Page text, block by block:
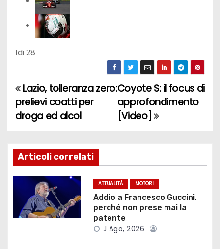
1di 28
N
a
i
g
a
z
Coyote S: il focus di
approfondimento
[Video]
Lazio, tolleranza zero:
prelievi coatti per
droga ed alcol
Articoli correlati
ATTUALITÀ MOTORI
Addio a Francesco Guccini,
perché non prese mai la
patente
J Ago, 2026